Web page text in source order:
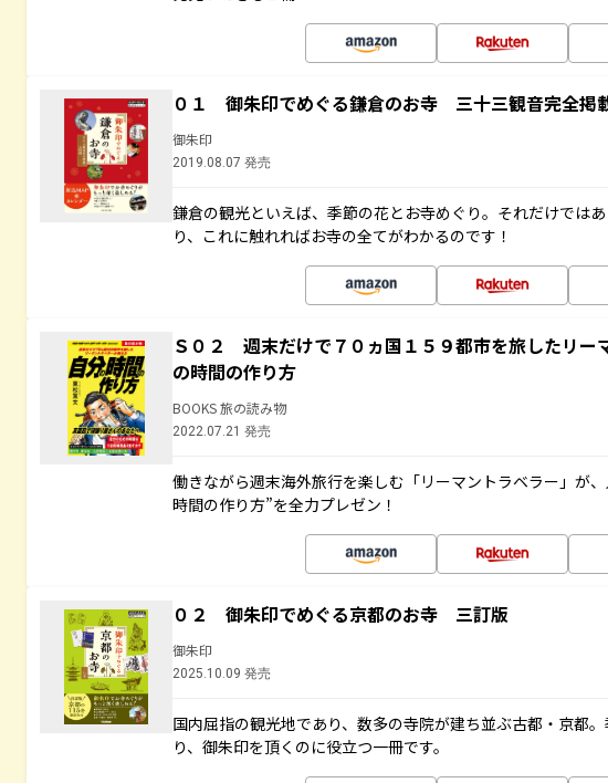
０１ 御朱印でめぐる鎌倉のお寺 三十三観音完全
御朱印
2019.08.07 発売
鎌倉の観光といえば、季節の花とお寺めぐり。それだけでは
り、これに触れればお寺の全てがわかるのです！
Ｓ０２ 週末だけで７０ヵ国１５９都市を旅したリー
の時間の作り方
BOOKS 旅の読み物
2022.07.21 発売
働きながら週末海外旅行を楽しむ「リーマントラベラー」が
時間の作り方”を全力プレゼン！
０２ 御朱印でめぐる京都のお寺 三訂版
御朱印
2025.10.09 発売
国内屈指の観光地であり、数多の寺院が建ち並ぶ古都・京都
り、御朱印を頂くのに役立つ一冊です。